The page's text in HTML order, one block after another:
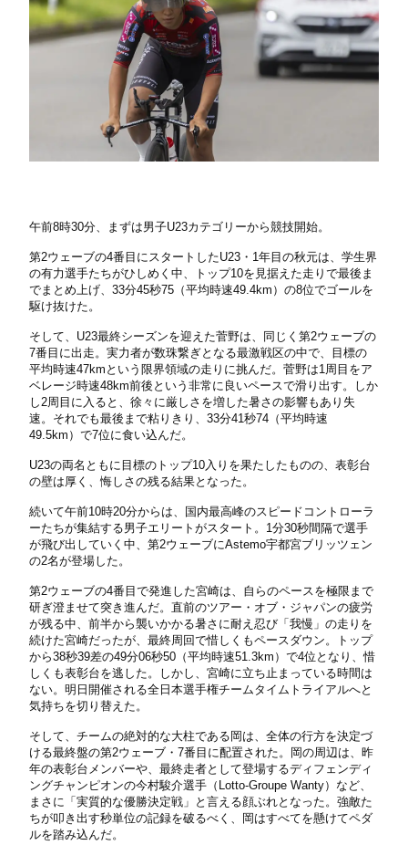
午前8時30分、まずは男子U23カテゴリーから競技開始。
第2ウェーブの4番目にスタートしたU23・1年目の秋元は、学生界
の有力選手たちがひしめく中、トップ10を見据えた走りで最後ま
でまとめ上げ、33分45秒75（平均時速49.4km）の8位でゴールを
駆け抜けた。
そして、U23最終シーズンを迎えた菅野は、同じく第2ウェーブの
7番目に出走。実力者が数珠繋ぎとなる最激戦区の中で、目標の
平均時速47kmという限界領域の走りに挑んだ。菅野は1周目をア
ベレージ時速48km前後という非常に良いペースで滑り出す。しか
し2周目に入ると、徐々に厳しさを増した暑さの影響もあり失
速。それでも最後まで粘りきり、33分41秒74（平均時速
49.5km）で7位に食い込んだ。
U23の両名ともに目標のトップ10入りを果たしたものの、表彰台
の壁は厚く、悔しさの残る結果となった。
続いて午前10時20分からは、国内最高峰のスピードコントローラ
ーたちが集結する男子エリートがスタート。1分30秒間隔で選手
が飛び出していく中、第2ウェーブにAstemo宇都宮ブリッツェン
の2名が登場した。
第2ウェーブの4番目で発進した宮崎は、自らのペースを極限まで
研ぎ澄ませて突き進んだ。直前のツアー・オブ・ジャパンの疲労
が残る中、前半から襲いかかる暑さに耐え忍び「我慢」の走りを
続けた宮崎だったが、最終周回で惜しくもペースダウン。トップ
から38秒39差の49分06秒50（平均時速51.3km）で4位となり、惜
しくも表彰台を逃した。しかし、宮崎に立ち止まっている時間は
ない。明日開催される全日本選手権チームタイムトライアルへと
気持ちを切り替えた。
そして、チームの絶対的な大柱である岡は、全体の行方を決定づ
ける最終盤の第2ウェーブ・7番目に配置された。岡の周辺は、昨
年の表彰台メンバーや、最終走者として登場するディフェンディ
ングチャンピオンの今村駿介選手（Lotto-Groupe Wanty）など、
まさに「実質的な優勝決定戦」と言える顔ぶれとなった。強敵た
ちが叩き出す秒単位の記録を破るべく、岡はすべてを懸けてペダ
ルを踏み込んだ。